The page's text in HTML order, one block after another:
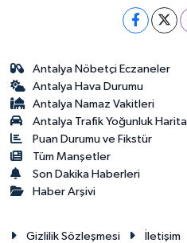
Antalya Nöbetçi Eczaneler
Antalya Hava Durumu
Antalya Namaz Vakitleri
Antalya Trafik Yoğunluk
Puan Durumu ve Fikstür
Tüm Manşetler
Son Dakika Haberleri
Haber Arşivi
Gizlilik Sözleşmesi İletişim